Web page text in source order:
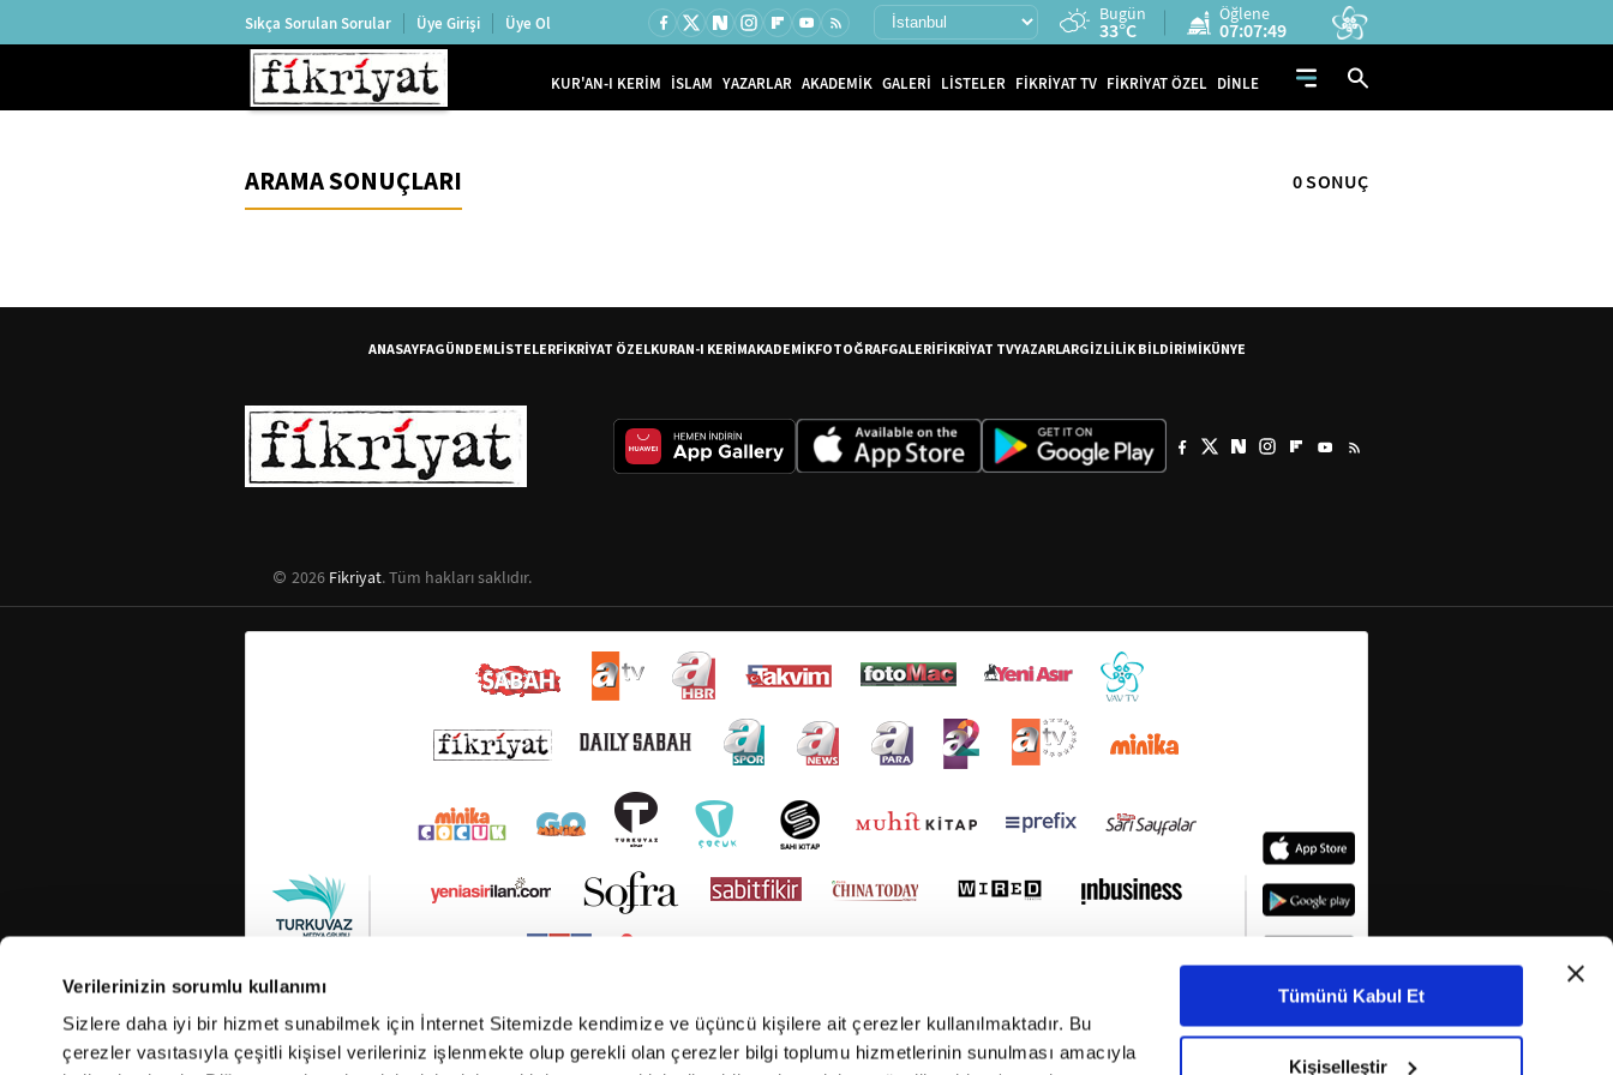
Verilerinizin sorumlu kullanımı
Sizlere daha iyi bir hizmet sunabilmek için İnternet Sitemizde kendimize ve üçüncü kişilere ait çerezler kullanılmaktadır. Bu
çerezler vasıtasıyla çeşitli kişisel verileriniz işlenmekte olup gerekli olan çerezler bilgi toplumu hizmetlerinin sunulması amacıyla
Tümünü Kabul Et
Kişiselleştir
Sıkça Sorulan Sorular Üye Girişi Üye Ol Bugün
33°C
Öğlene
07:07:48
KUR'AN-I KERİM İSLAM YAZARLAR AKADEMİK GALERİ LİSTELER FİKRİYAT TV FİKRİYAT ÖZEL DİNLE
ARAMA SONUÇLARI 0 SONUÇ
ANASAYFAGÜNDEMLİSTELERFİKRİYAT ÖZELKURAN-I KERİMAKADEMİKFOTOĞRAFGALERİFİKRİYAT TVYAZARLARGİZLİLİK BİLDİRİMİKÜNYE
2026 Fikriyat. Tüm hakları saklıdır.